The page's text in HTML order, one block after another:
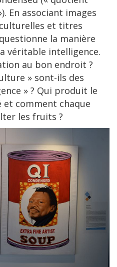
En associant images
et titres
la manière
véritable intelligence.
au bon endroit ?
» sont-ils des
» ? Qui produit le
et comment chaque
les fruits ?